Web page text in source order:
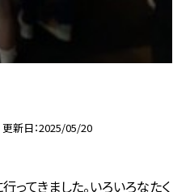
更新日 2025/05/20
ってきました。いろいろなたく